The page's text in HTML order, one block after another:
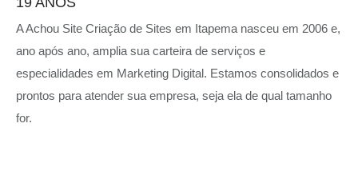
A Achou Site Criação de Sites em Itapema nasceu em 2006 e,
ano após ano, amplia sua carteira de serviços e
especialidades em Marketing Digital. Estamos consolidados e
prontos para atender sua empresa, seja ela de qual tamanho
for.